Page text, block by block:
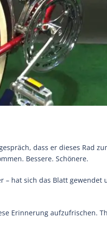
dass er dieses Rad
Bessere. Schönere.
– hat sich das Blatt
Erinnerung aufzufrischen.